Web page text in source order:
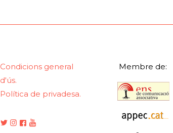
Condicions general
d'ús.
Política de privadesa.
Membre de: